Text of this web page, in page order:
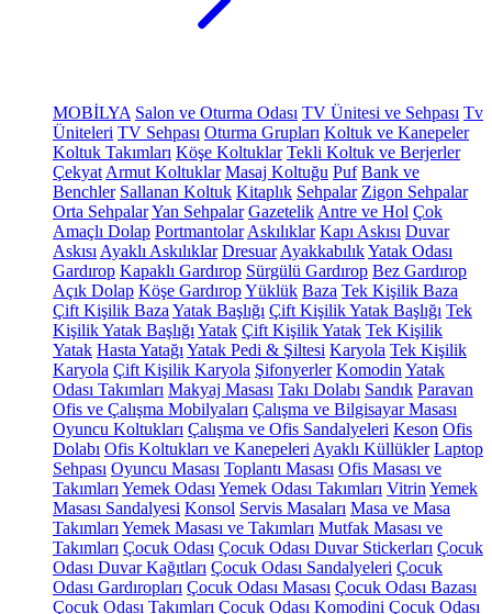
MOBİLYA Salon ve Oturma Odası TV Ünitesi ve Sehpası Tv
Üniteleri TV Sehpası Oturma Grupları Koltuk ve Kanepeler
Koltuk Takımları Köşe Koltuklar Tekli Koltuk ve Berjerler
Çekyat Armut Koltuklar Masaj Koltuğu Puf Bank ve
Benchler Sallanan Koltuk Kitaplık Sehpalar Zigon Sehpalar
Orta SehpalarYan Sehpalar Gazetelik Antre ve Hol Çok
Amaçlı Dolap Portmantolar Askılıklar Kapı Askısı Duvar
Askısı Ayaklı Askılıklar Dresuar AyakkabılıkYatak Odası
Gardırop Kapaklı Gardırop Sürgülü Gardırop Bez Gardırop
Açık Dolap Köşe GardıropYüklük Baza Tek Kişilik Baza
Çift Kişilik Baza Yatak Başlığı Çift Kişilik Yatak Başlığı Tek
Kişilik Yatak Başlığı Yatak Çift Kişilik Yatak Tek Kişilik
Yatak Hasta Yatağı Yatak Pedi & Şiltesi Karyola Tek Kişilik
Karyola Çift Kişilik Karyola Şifonyerler Komodin Yatak
Odası Takımları Makyaj Masası Takı Dolabı Sandık Paravan
Ofis ve Çalışma Mobilyaları Çalışma ve Bilgisayar Masası
Oyuncu Koltukları Çalışma ve Ofis Sandalyeleri Keson Ofis
Dolabı Ofis Koltukları ve Kanepeleri Ayaklı Küllükler Laptop
Sehpası Oyuncu Masası Toplantı Masası Ofis Masası ve
Takımları Yemek Odası Yemek Odası Takımları Vitrin Yemek
Masası Sandalyesi Konsol Servis Masaları Masa ve Masa
Takımları Yemek Masası ve Takımları Mutfak Masası ve
Takımları Çocuk Odası Çocuk Odası Duvar Stickerları Çocuk
Odası Duvar Kağıtları Çocuk Odası Sandalyeleri Çocuk
Odası Gardıropları Çocuk Odası Masası Çocuk Odası Bazası
Çocuk Odası Takımları Çocuk Odası Komodini Çocuk Odası